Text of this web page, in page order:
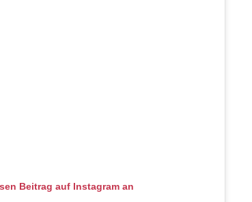
Beitrag auf Instagram an